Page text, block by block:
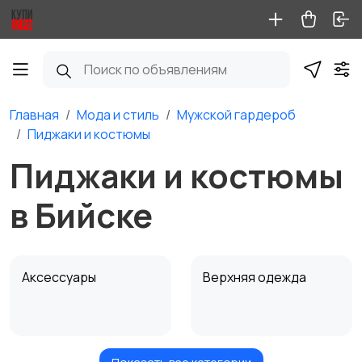
Главная Мода и стиль
Мужской гардероб
Пиджаки и костюмы
Пиджаки и костюмы
в Бийске
Аксессуары Верхняя одежда